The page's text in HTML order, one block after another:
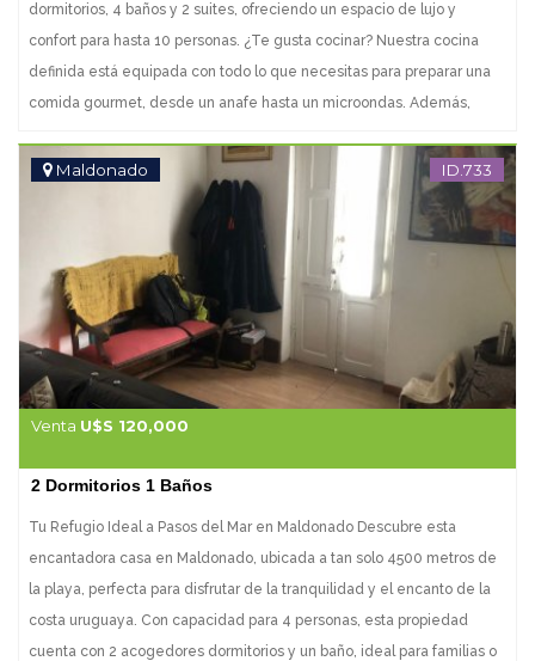
dormitorios, 4 baños y 2 suites, ofreciendo un espacio de lujo y
confort para hasta 10 personas. ¿Te gusta cocinar? Nuestra cocina
definida está equipada con todo lo que necesitas para preparar una
comida gourmet, desde un anafe hasta un microondas. Además,
tareas del hogar. Pero eso no es todo. Esta propiedad viene con una
serie de comodidades modernas para hacer que tu estancia sea aún
más cómoda. Disfruta de la conexión WiFi gratuita, relájate viendo tu
programa favorito en la Smart TV o escucha tu música preferida con
nuestro sistema de audio. Y no te preocupes por el calor, cada
habitación cuenta con aire acondicionado para garantizar tu confort.
Además, para tu tranquilidad, la casa está equipada con una caja
fuerte para proteger tus objetos de valor. ¿Listo para hacer de esta
casa tu hogar? No dudes en contactar con nuestros asesores para
Maldonado ID.733
Venta U$S 120,000
2 Dormitorios 1 Baños
Tu Refugio Ideal a Pasos del Mar en Maldonado Descubre esta
encantadora casa en Maldonado, ubicada a tan solo 4500 metros de
la playa, perfecta para disfrutar de la tranquilidad y el encanto de la
costa uruguaya. Con capacidad para 4 personas, esta propiedad
cuenta con 2 acogedores dormitorios y un baño, ideal para familias o